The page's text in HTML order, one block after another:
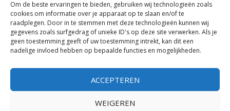
Om de beste ervaringen te bieden, gebruiken wij technologieën zoals
cookies om informatie over je apparaat op te slaan en/of te
raadplegen. Door in te stemmen met deze technologieën kunnen wij
gegevens zoals surfgedrag of unieke ID's op deze site verwerken. Als je
geen toestemming geeft of uw toestemming intrekt, kan dit een
nadelige invloed hebben op bepaalde functies en mogelijkheden.
ACCEPTEREN
WEIGEREN